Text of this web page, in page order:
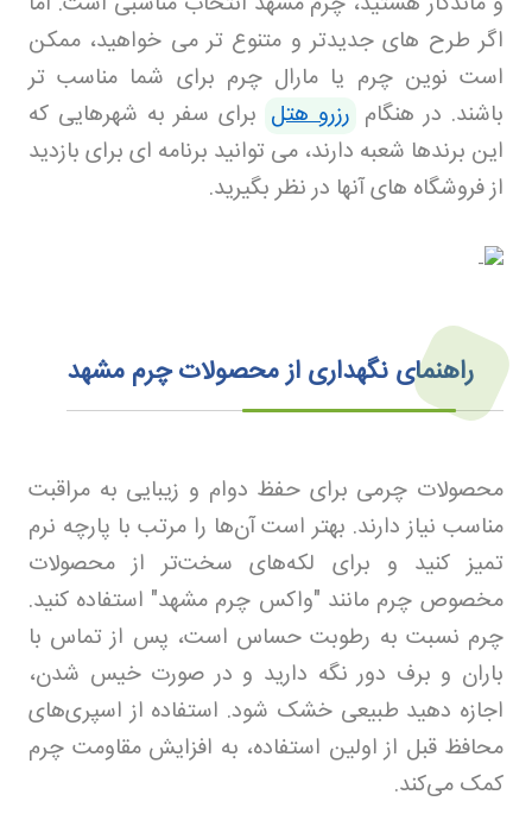
اگر طرح های جدیدتر و متنوع تر می خواهید، ممکن
است نوین چرم یا مارال چرم برای شما مناسب تر
باشند. در هنگام رزرو هتل برای سفر به شهرهایی که
این برندها شعبه دارند، می توانید برنامه ای برای بازدید
از فروشگاه های آنها در نظر بگیرید.
راهنمای نگهداری از محصولات چرم مشهد
محصولات چرمی برای حفظ دوام و زیبایی به مراقبت
مناسب نیاز دارند. بهتر است آن‌ها را مرتب با پارچه نرم
تمیز کنید و برای لکه‌های سخت‌تر از محصولات
مخصوص چرم مانند "واکس چرم مشهد" استفاده کنید.
چرم نسبت به رطوبت حساس است، پس از تماس با
باران و برف دور نگه دارید و در صورت خیس شدن،
اجازه دهید طبیعی خشک شود. استفاده از اسپری‌های
محافظ قبل از اولین استفاده، به افزایش مقاومت چرم
کمک می‌کند.